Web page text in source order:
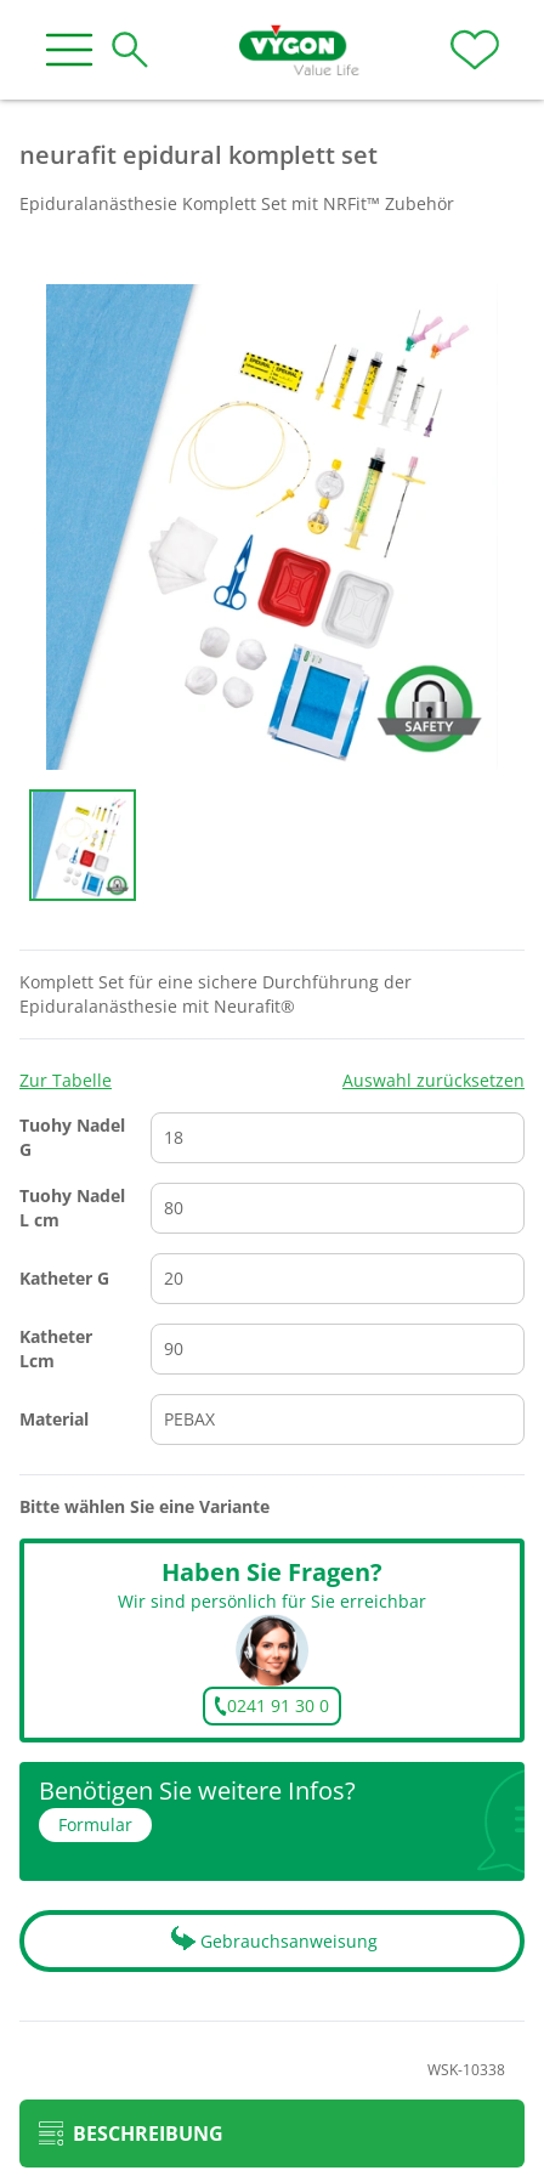
neurafit epidural komplett set
Epiduralanästhesie Komplett Set mit NRFit™ Zubehör
Komplett Set für eine sichere Durchführung der
Epiduralanästhesie mit Neurafit®
Zur Tabelle
Auswahl zurücksetzen
Tuohy Nadel
G
Tuohy Nadel
L cm
Katheter G
Katheter
Lcm
Material
Bitte wählen Sie eine Variante
Haben Sie Fragen?
Wir sind persönlich für Sie erreichbar
0241 91 30 0
Benötigen Sie weitere Infos?
Formular
Gebrauchsanweisung
WSK-10338
BESCHREIBUNG